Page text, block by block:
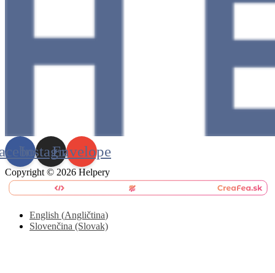
InstagramEnvelope
Copyright © 2026 Helpery
English (Angličtina)
Slovenčina (Slovak)